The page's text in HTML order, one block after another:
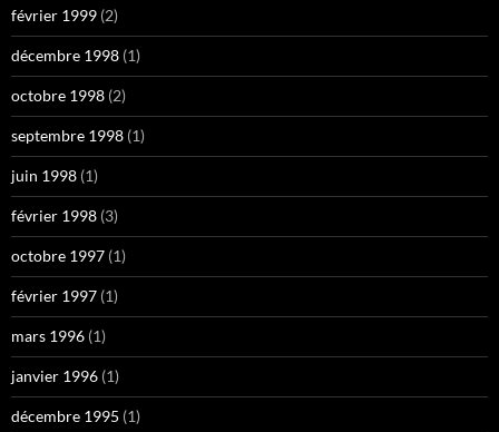
février 1999 (2)
décembre 1998 (1)
octobre 1998 (2)
septembre 1998 (1)
juin 1998 (1)
février 1998 (3)
octobre 1997 (1)
février 1997 (1)
mars 1996 (1)
janvier 1996 (1)
décembre 1995 (1)